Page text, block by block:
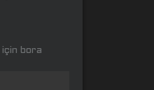
için bora